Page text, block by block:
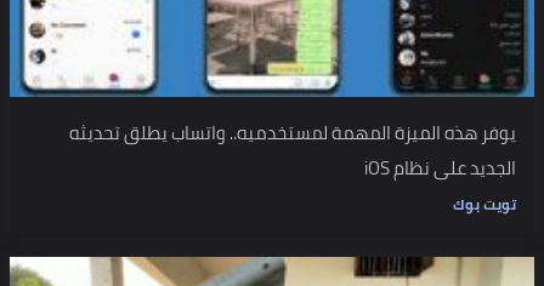
يوفر هذه الميزة المهمة لمستخدميه.. واتساب يطلق تحديثه
الجديد على نظام iOS
تويت بوك